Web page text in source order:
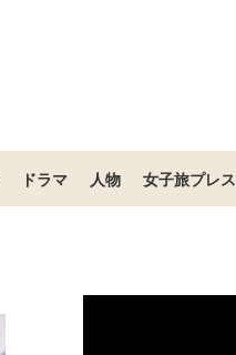
ドラマ 人物 女子旅プレス